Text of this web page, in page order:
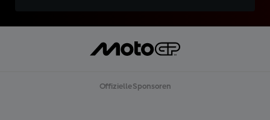
Offizielle Sponsoren